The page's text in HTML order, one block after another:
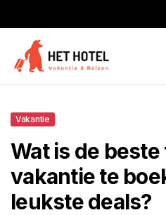
Vakantie
Wat is de
vakantie te
leukste deals?